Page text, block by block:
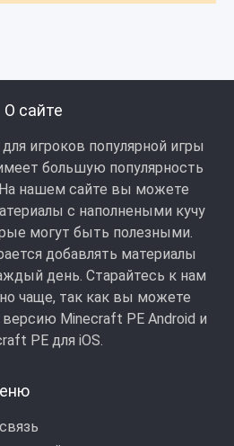
О сайте
игроков популярной игры
большую популярность
нашем сайте вы можете
с наполнеными кучу
могут быть полезными.
добавлять материалы
день. Старайтесь к нам
чаще, так как вы можете
Minecraft PE Android и
РЕ для iOS.